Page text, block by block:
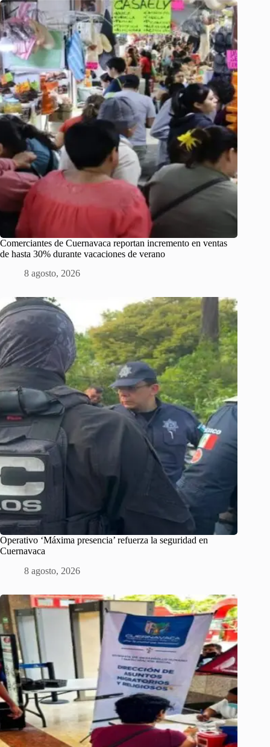
Comerciantes de Cuernavaca reportan incremento en ventas
de hasta 30% durante vacaciones de verano
8 agosto, 2026
Operativo ‘Máxima presencia’ refuerza la seguridad en
Cuernavaca
8 agosto, 2026